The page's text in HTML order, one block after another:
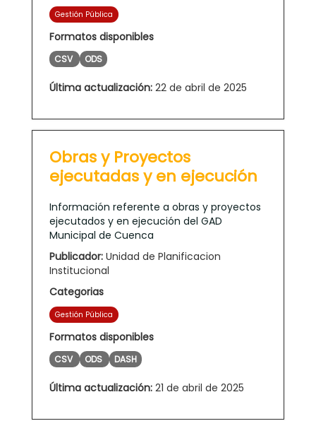
Gestión Pública
Formatos disponibles
CSV ODS
Última actualización: 22 de abril de 2025
Obras y Proyectos
ejecutadas y en ejecución
Información referente a obras y proyectos
ejecutados y en ejecución del GAD
Municipal de Cuenca
Publicador: Unidad de Planificacion
Institucional
Categorias
Gestión Pública
Formatos disponibles
CSV ODS DASH
Última actualización: 21 de abril de 2025